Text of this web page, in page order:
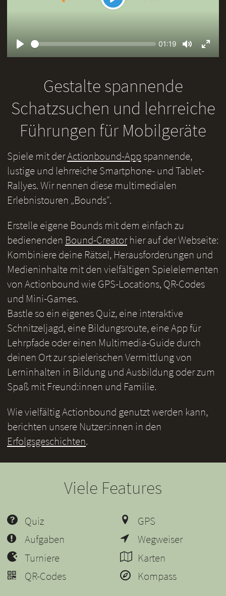
Play
Seek
Current
01:19
Mute
Gestalte spannende
Schatzsuchen und lehrreiche
Führungen für Mobilgeräte
Spiele mit derActionbound-Appspannende,
lustige und lehrreiche Smartphone- und Tablet-
Rallyes. Wir nennen diese multimedialen
Erlebnistouren „Bounds“.
Erstelle eigene Bounds mit dem einfach zu
bedienenden Bound-Creatorhier auf der Webseite:
Kombiniere deine Rätsel, Herausforderungen und
Medieninhalte mit den vielfältigen Spielelementen
von Actionbound wie GPS-Locations, QR-Codes
und Mini-Games.
Bastle so ein eigenes Quiz, eine interaktive
Schnitzeljagd, eine Bildungsroute, eine App für
Lehrpfade oder einen Multimedia-Guide durch
deinen Ort zur spielerischen Vermittlung von
Lerninhalten in Bildung und Ausbildung oder zum
Spaß mit Freund:innen und Familie.
Wie vielfältig Actionbound genutzt werden kann,
berichten unsere Nutzer:innen in den
Erfolgsgeschichten.
Viele Features
Quiz
Aufgaben
Turniere
QR-Codes
GPS
Wegweiser
Karten
Kompass